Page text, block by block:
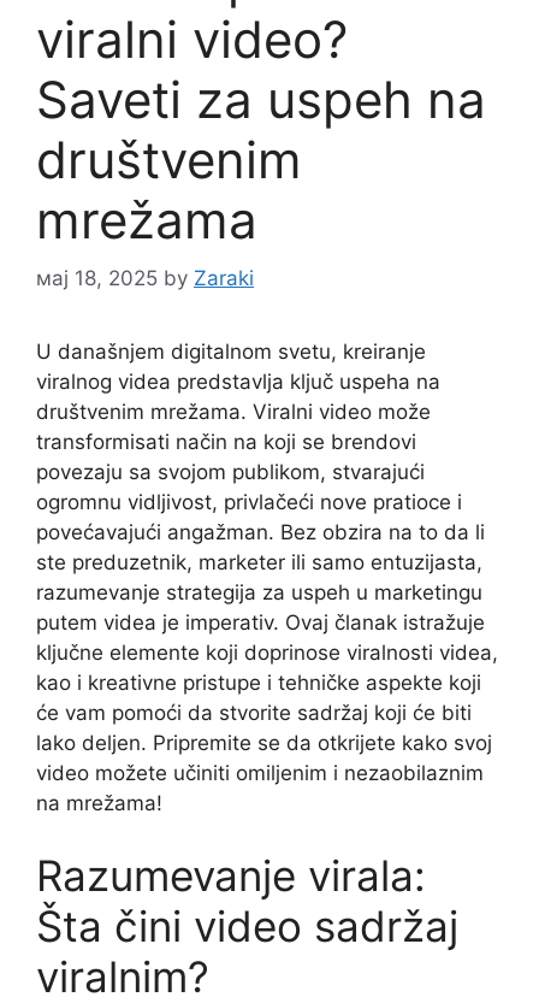
viralni video?
Saveti za uspeh na
društvenim
mrežama
мај 18, 2025 by Zaraki
U današnjem digitalnom svetu, kreiranje
viralnog videa predstavlja ključ uspeha na
društvenim mrežama. Viralni video može
transformisati način na koji se brendovi
povezaju sa svojom publikom, stvarajući
ogromnu vidljivost, privlačeći nove pratioce i
povećavajući angažman. Bez obzira na to da li
ste preduzetnik, marketer ili samo entuzijasta,
razumevanje strategija za uspeh u marketingu
putem videa je imperativ. Ovaj članak istražuje
ključne elemente koji doprinose viralnosti videa,
kao i kreativne pristupe i tehničke aspekte koji
će vam pomoći da stvorite sadržaj koji će biti
lako deljen. Pripremite se da otkrijete kako svoj
video možete učiniti omiljenim i nezaobilaznim
na mrežama!
Razumevanje virala:
Šta čini video sadržaj
viralnim?